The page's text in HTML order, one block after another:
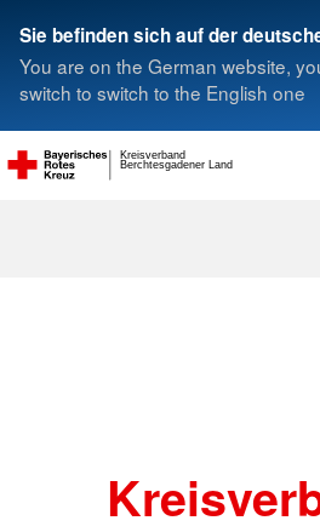
Sie befinden sich auf der
You are on the German website,
switch to switch to the English one
Berchtesgadener Land
Kreisverband